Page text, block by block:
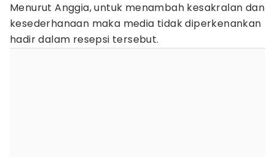
Menurut Anggia, untuk menambah kesakralan dan
kesederhanaan maka media tidak diperkenankan
hadir dalam resepsi tersebut.